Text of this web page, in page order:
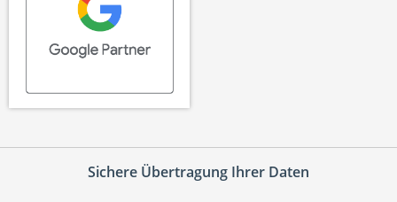
Sichere Übertragung Ihrer Daten